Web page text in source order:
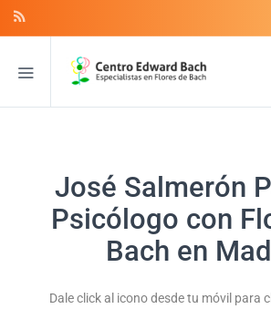
José Salmerón
Psicólogo con
Bach en
Dale click al icono desde tu móvil para